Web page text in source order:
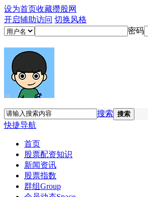
设为首页收藏攒股网
开启辅助访问 切换风格
密码
搜索 搜索
快捷导航
首页
股票配资知识
新闻资讯
股票指数
群组Group